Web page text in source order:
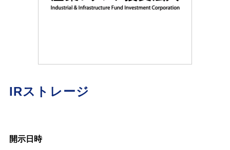
IRストレージ
開示日時